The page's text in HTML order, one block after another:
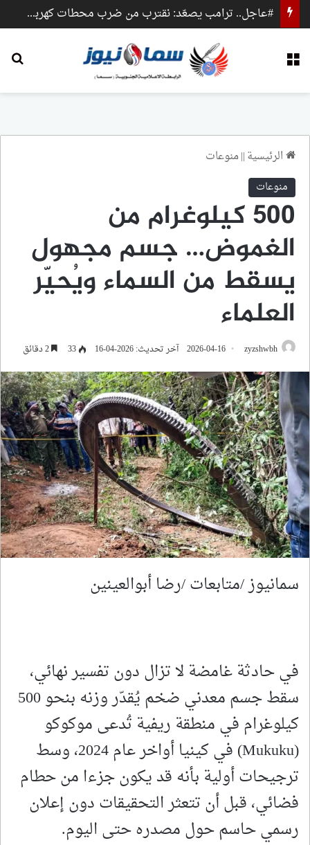
#عاجل.. ترامب يصعّد: نقترب من ضرب محطات كهرباء وجسور داخل إيران
الرئيسية||منوعات
منوعات
500 كيلوغرام من
الغموض… جسم مجهول
يسقط من السماء ويُحيّر
العلماء
zyzshwbh
2026-04-16 آخر تحديث: 2026-04-16 33
سمانيوز /متابعات /رضا أبوالعينين
في حادثة غامضة لا تزال دون تفسير نهائي،
سقط جسم معدني ضخم يُقدّر وزنه بنحو 500
كيلوغرام في منطقة ريفية تُدعى موكوكو
(Mukuku) في كينيا أواخر عام 2024، وسط
ترجيحات أولية بأنه قد يكون جزءا من حطام
فضائي، قبل أن تتعثر التحقيقات دون إعلان
رسمي حاسم حول مصدره حتى اليوم.